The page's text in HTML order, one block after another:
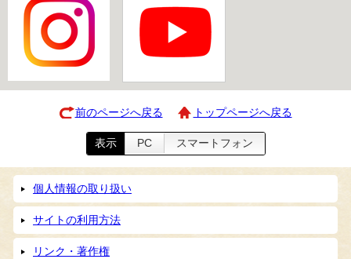
前のページへ戻る トップページへ戻る
表示 PC スマートフォン
個人情報の取り扱い
サイトの利用方法
リンク・著作権